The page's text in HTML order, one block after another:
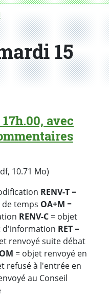
15
avec
10.71 Mo)
RENV-T =
temps OA+M =
RENV-C = objet
d'information RET =
renvoyé suite débat
= objet renvoyé en
refusé à l'entrée en
au Conseil